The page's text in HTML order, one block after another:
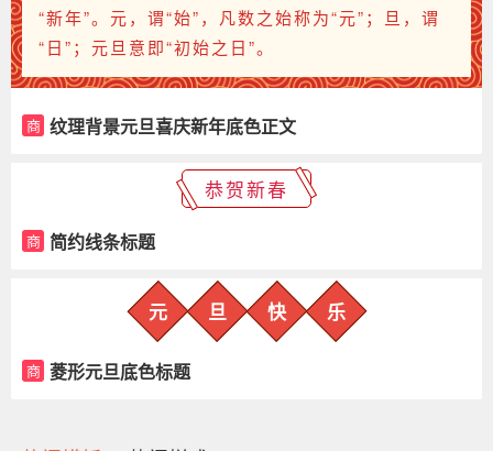
“新年”。元，谓“始”，凡数之始称为“元”；旦，谓
“日”；元旦意即“初始之日”。
商 纹理背景元旦喜庆新年底色正文
恭贺新春
商 简约线条标题
元 旦 快 乐
商 菱形元旦底色标题